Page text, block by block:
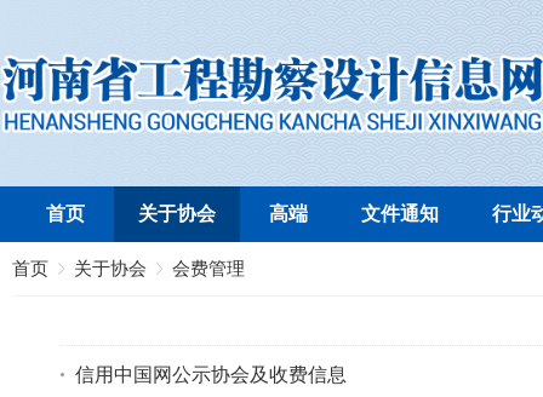
首页 关于协会 高端 文件通知 行业
首页 关于协会 会费管理
信用中国网公示协会及收费信息